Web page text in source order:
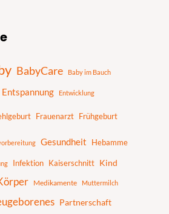
BabyCare Baby im Bauch
Entspannung Entwicklung
Frauenarzt Frühgeburt
Gesundheit Hebamme
Infektion Kaiserschnitt Kind
Medikamente Muttermilch
Partnerschaft